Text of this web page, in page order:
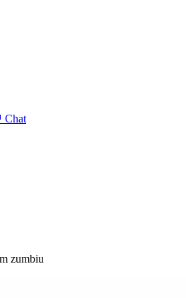
Chat
zumbiu